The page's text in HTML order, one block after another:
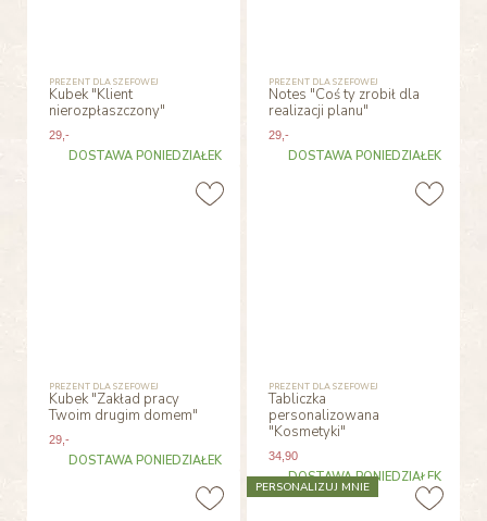
PREZENT DLA SZEFOWEJ
Kubek "Klient
nierozpłaszczony"
29,-
DOSTAWA PONIEDZIAŁEK
PREZENT DLA SZEFOWEJ
Notes "Coś ty zrobił dla
realizacji planu"
29 ,-
DOSTAWA PONIEDZIAŁEK
PREZENT DLA SZEFOWEJ
Kubek "Zakład pracy
Twoim drugim domem"
29,-
DOSTAWA PONIEDZIAŁEK
PREZENT DLA SZEFOWEJ
Tabliczka
personalizowana
"Kosmetyki"
34 ,90
DOSTAWA PONIEDZIAŁEK
PERSONALIZUJ MNIE